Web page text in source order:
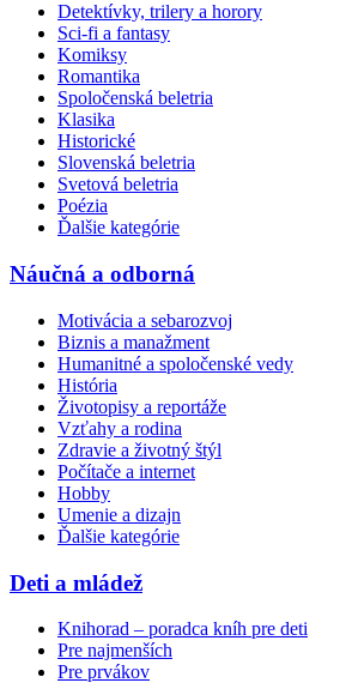
Detektívky, trilery a horory
Sci-fi a fantasy
Komiksy
Romantika
Spoločenská beletria
Klasika
Historické
Slovenská beletria
Svetová beletria
Poézia
Ďalšie kategórie
Náučná a odborná
Motivácia a sebarozvoj
Biznis a manažment
Humanitné a spoločenské vedy
História
Životopisy a reportáže
Vzťahy a rodina
Zdravie a životný štýl
Počítače a internet
Hobby
Umenie a dizajn
Ďalšie kategórie
Deti a mládež
Knihorad – poradca kníh pre deti
Pre najmenších
Pre prvákov